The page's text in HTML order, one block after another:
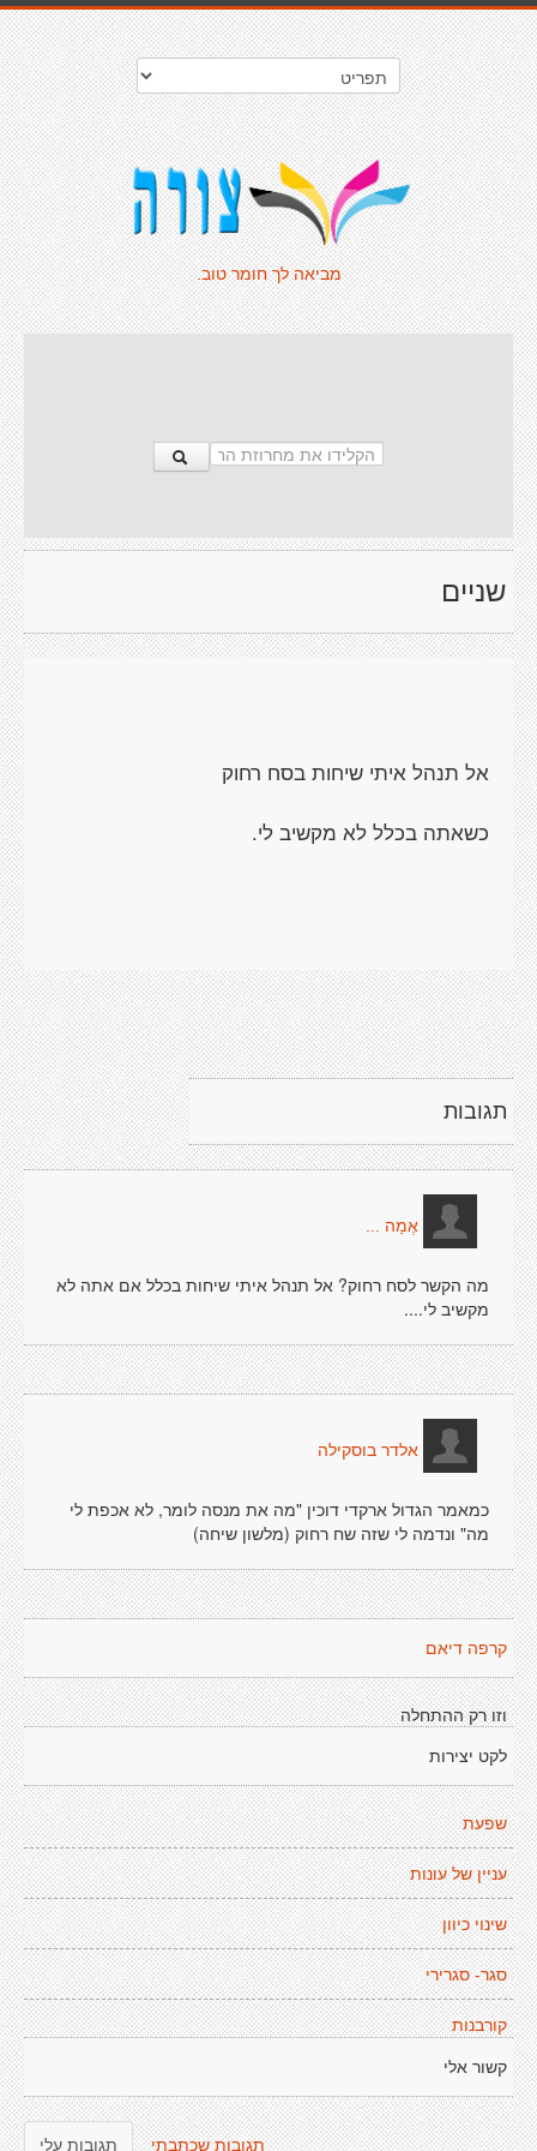
מביאה לך חומר טוב.
שניים
אל תנהל איתי שיחות בסח רחוק
כשאתה בכלל לא מקשיב לי.
תגובות
אֶמַה ...
מה הקשר לסח רחוק? אל תנהל איתי שיחות בכלל אם אתה לא
מקשיב לי....
אלדר בוסקילה
כמאמר הגדול ארקדי דוכין "מה את מנסה לומר, לא אכפת לי
מה" ונדמה לי שזה שח רחוק (מלשון שיחה)
קרפה דיאם
וזו רק ההתחלה
לקט יצירות
שפעת
עניין של עונות
שינוי כיוון
סגר- סגרירי
קורבנות
קשור אלי
תגובות עלי תגובות שכתבתי